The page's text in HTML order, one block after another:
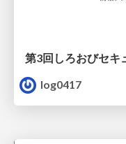
第3回しろおびセキ
log0417